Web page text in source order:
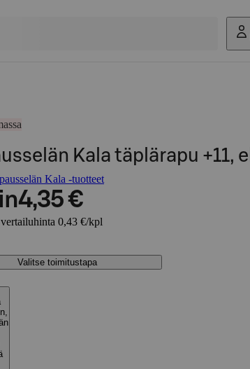
Kala täplärapu +11,
Kala -tuotteet
4,35 €
vertailuhinta 0,43 €/kpl
Valitse toimitustapa